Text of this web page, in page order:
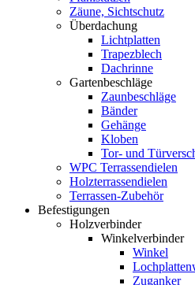
Zäune, Sichtschutz
Überdachung
Lichtplatten
Trapezblech
Dachrinne
Gartenbeschläge
Zaunbeschläge
Bänder
Gehänge
Kloben
Tor- und
WPC Terrassendielen
Holzterrassendielen
Terrassen-Zubehör
Befestigungen
Holzverbinder
Winkelverbinder
Winkel
Zuganker